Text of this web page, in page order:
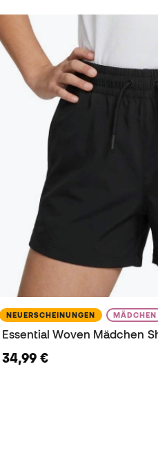
NEUERSCHEINUNGEN MÄDCHEN
Essential Woven Mädchen
34,99 €